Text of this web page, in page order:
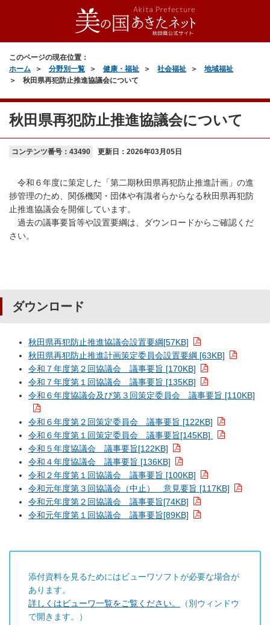
このページの現在位置：
ホーム
分野別一覧 健康・福祉 社会福祉
地域福祉
秋田県再犯防止推進協議会について
秋田県再犯防止推進協議会について
コンテンツ番号：43490 更新日： 2026年03月05日
令和６年度に策定した「第二期秋田県再犯防止推進計画」の進
捗管理のため、関係機関・団体や有識者らからなる秋田県再犯防
止推進協議会を開催しています。
過去の議事要旨等や設置要綱は、ダウンロードからご確認くだ
さい。
ダウンロード
秋田県再犯防止推進協議会設置要綱[57KB]
秋田県再犯防止推進計画策定委員会設置要綱 [63KB]
令和７年度第２回協議会 議事要旨 [170KB]
令和７年度第１回協議会 議事要旨 [135KB]
令和６年度協議会及び第３回策定委員会 議事要旨 [110KB]
令和６年度第２回策定委員会 議事要旨 [122KB]
令和６年度第１回策定委員会 議事要旨[145KB]
令和５年度協議会 議事要旨[122KB]
令和４年度協議会 議事要旨 [136KB]
令和２年度第１回協議会 議事要旨 [100KB]
令和元年度第３回協議会（中止） 意見要旨 [117KB]
令和元年度第２回協議会 議事要旨[74KB]
令和元年度第１回協議会 議事要旨[89KB]
添付資料を見るためにはビューワソフトが必要な場合が
あります。
詳しくはビューワ一覧をご覧ください。
（別ウィンドウ
で開きます。）